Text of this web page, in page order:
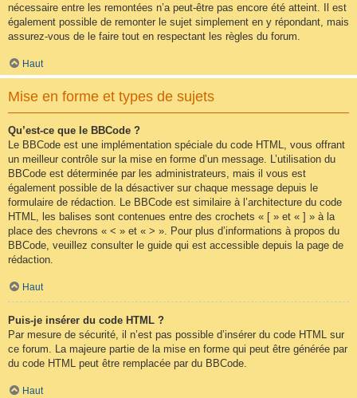
nécessaire entre les remontées n’a peut-être pas encore été atteint. Il est
également possible de remonter le sujet simplement en y répondant, mais
assurez-vous de le faire tout en respectant les règles du forum.
Haut
Mise en forme et types de sujets
Qu’est-ce que le BBCode ?
Le BBCode est une implémentation spéciale du code HTML, vous offrant
un meilleur contrôle sur la mise en forme d’un message. L’utilisation du
BBCode est déterminée par les administrateurs, mais il vous est
également possible de la désactiver sur chaque message depuis le
formulaire de rédaction. Le BBCode est similaire à l’architecture du code
HTML, les balises sont contenues entre des crochets « [ » et « ] » à la
place des chevrons « < » et « > ». Pour plus d’informations à propos du
BBCode, veuillez consulter le guide qui est accessible depuis la page de
rédaction.
Haut
Puis-je insérer du code HTML ?
Par mesure de sécurité, il n’est pas possible d’insérer du code HTML sur
ce forum. La majeure partie de la mise en forme qui peut être générée par
du code HTML peut être remplacée par du BBCode.
Haut